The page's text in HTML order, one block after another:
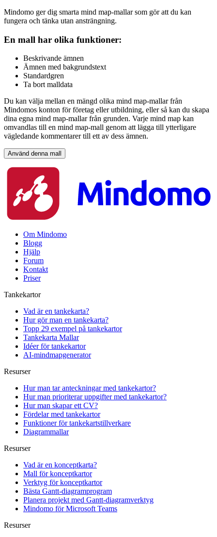
Mindomo ger dig smarta mind map-mallar som gör att du kan
fungera och tänka utan ansträngning.
En mall har olika funktioner:
Beskrivande ämnen
Ämnen med bakgrundstext
Standardgren
Ta bort malldata
Du kan välja mellan en mängd olika mind map-mallar från
Mindomos konton för företag eller utbildning, eller så kan du skapa
dina egna mind map-mallar från grunden. Varje mind map kan
omvandlas till en mind map-mall genom att lägga till ytterligare
vägledande kommentarer till ett av dess ämnen.
Använd denna mall
Om Mindomo
Blogg
Hjälp
Forum
Kontakt
Priser
Tankekartor
Vad är en tankekarta?
Hur gör man en tankekarta?
Topp 29 exempel på tankekartor
Tankekarta Mallar
Idéer för tankekartor
AI-mindmapgenerator
Resurser
Hur man tar anteckningar med tankekartor?
Hur man prioriterar uppgifter med tankekartor?
Hur man skapar ett CV?
Fördelar med tankekartor
Funktioner för tankekartstillverkare
Diagrammallar
Resurser
Vad är en konceptkarta?
Mall för konceptkartor
Verktyg för konceptkartor
Bästa Gantt-diagramprogram
Planera projekt med Gantt-diagramverktyg
Mindomo för Microsoft Teams
Resurser